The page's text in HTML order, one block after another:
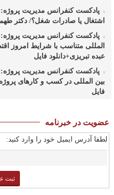
پادکست کنفرانس مدیریت پروژه:
اشتغال یا صادرات شغل؟/ دکتر
پادکست کنفرانس مدیریت پروژه:
المللی متناسب با شرایط امروز
عبده تبریزی+دانلود فایل
پادکست کنفرانس مدیریت
بین المللی در کسب و کارهای
فایل
مدیریت طرحهای بالادستی صنعت
بیطرف+دانلود فایل
پادکست کنفرانس مدیریت
محور/ دکتر محمد صبحیه+دانلود
شایستگیهای کلیدی در فرایند
فایل صوتی
عضویت در خبرنامه
لطفا آدرس ایمیل خود را وارد کنید: